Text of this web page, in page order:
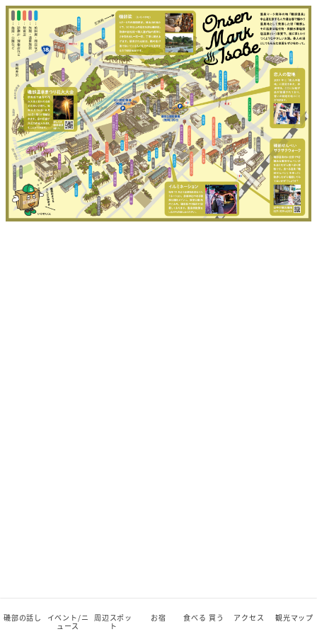
磯部の話し
イベント/ニ
ュース
周辺スポッ
ト
お宿 食べる 買う アクセス 観光マップ